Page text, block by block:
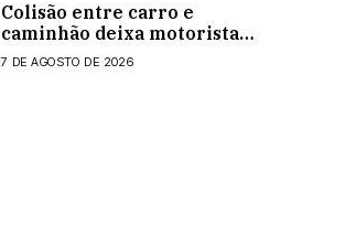
Colisão entre carro e
caminhão deixa motorista
ferido na PR-495, em
7 DE AGOSTO DE 2026